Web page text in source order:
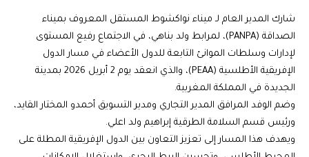
شارك المدير العام لـ ميناء نواكشوط المستقل المعروف بميناء
الصداقة (PANPA)، لمرابط ولد بناهي، في الاجتماع رفيع المستوى
لإدارات وسلطات الموانئ التابعة للدول الأعضاء في مسار الدول
الإفريقية الأطلسية (PEAA)، والذي انعقد يوم 2 أبريل 2026 بمدينة
الجديدة في المملكة المغربية.
وضم الوفد المرافق المدير التجاري ومدير التسويق أحمدو المختار القايد،
ورئيس قسم السلامة الطرقية إبراهيم ولد اعلي.
ويهدف هذا المسار إلى تعزيز التعاون بين الدول الإفريقية المطلة على